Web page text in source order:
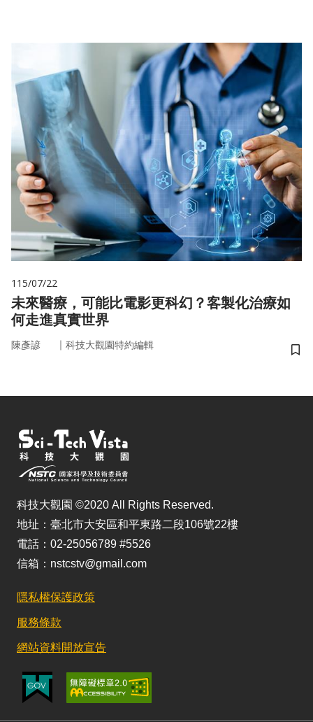
115/07/22
未來醫療，可能比電影更科幻？客製化治療如
何走進真實世界
陳彥諺 ｜ 科技大觀園特約編輯
儲
科技大觀園 ©2020 All Rights Reserved.
地址：臺北市大安區和平東路二段106號22樓
電話：02-25056789 #5526
信箱：nstcstv@gmail.com
隱私權保護政策
服務條款
網站資料開放宣告